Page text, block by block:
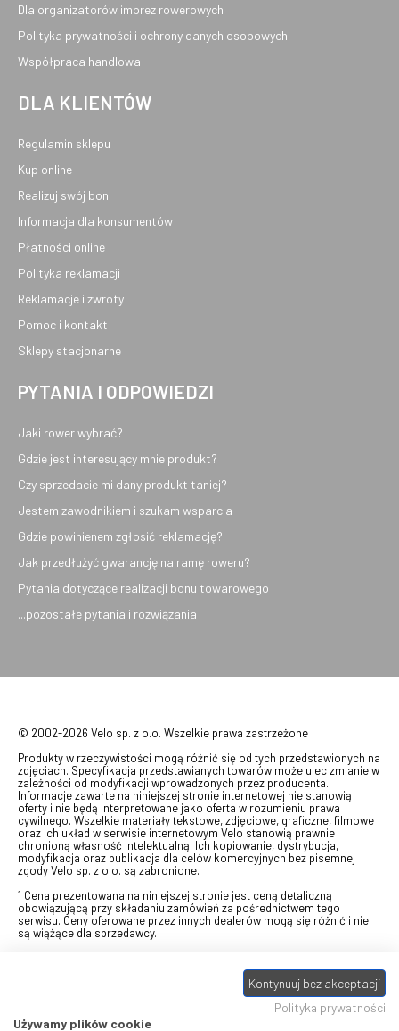
Dla organizatorów imprez rowerowych
Polityka prywatności i ochrony danych osobowych
Współpraca handlowa
DLA KLIENTÓW
Regulamin sklepu
Kup online
Realizuj swój bon
Informacja dla konsumentów
Płatności online
Polityka reklamacji
Reklamacje i zwroty
Pomoc i kontakt
Sklepy stacjonarne
PYTANIA I ODPOWIEDZI
Jaki rower wybrać?
Gdzie jest interesujący mnie produkt?
Czy sprzedacie mi dany produkt taniej?
Jestem zawodnikiem i szukam wsparcia
Gdzie powinienem zgłosić reklamację?
Jak przedłużyć gwarancję na ramę roweru?
Pytania dotyczące realizacji bonu towarowego
...pozostałe pytania i rozwiązania
© 2002-2026 Velo sp. z o.o. Wszelkie prawa zastrzeżone
Produkty w rzeczywistości mogą różnić się od tych przedstawionych na
zdjęciach. Specyfikacja przedstawianych towarów może ulec zmianie w
zależności od modyfikacji wprowadzonych przez producenta.
Informacje zawarte na niniejszej stronie internetowej nie stanowią
oferty i nie będą interpretowane jako oferta w rozumieniu prawa
cywilnego. Wszelkie materiały tekstowe, zdjęciowe, graficzne, filmowe
oraz ich układ w serwisie internetowym Velo stanowią prawnie
chronioną własność intelektualną. Ich kopiowanie, dystrybucja,
modyfikacja oraz publikacja dla celów komercyjnych bez pisemnej
zgody Velo sp. z o.o. są zabronione.
1 Cena prezentowana na niniejszej stronie jest ceną detaliczną
obowiązującą przy składaniu zamówień za pośrednictwem tego
serwisu. Ceny oferowane przez innych dealerów mogą się różnić i nie
są wiążące dla sprzedawcy.
swój bon" na towary z oferty VELO, aktualnie dostępnej na stronie
, w ramach sprzedaży premiowej. Dowiedz się jak
stronie promocji. Prezentowana wartość
eBonu uwzględnia fakt wyrażenia - w procesie rejestracji w Panelu
klienta- zgody na otrzymywanie drogą mailową informacji handlowo-
Kontynuuj bez akceptacji
Polityka prywatności
Używamy plików cookie